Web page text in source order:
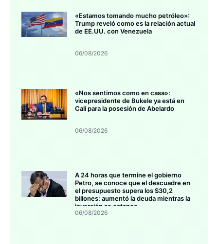
«Estamos tomando mucho petróleo»:
Trump reveló como es la relación actual
de EE.UU. con Venezuela
06/08/2026
«Nos sentimos como en casa»:
vicepresidente de Bukele ya está en
Cali para la posesión de Abelardo
06/08/2026
A 24 horas que termine el gobierno
Petro, se conoce que el descuadre en
el presupuesto supera los $30,2
billones: aumentó la deuda mientras la
inversión se estanca
06/08/2026